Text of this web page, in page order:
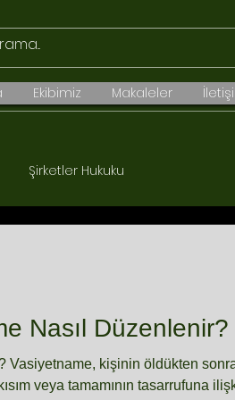
Ekibimiz Makaleler
Şirketler Hukuku
Nasıl Düzenlenir?
Vasiyetname, kişinin öldükten
veya tamamının tasarrufuna